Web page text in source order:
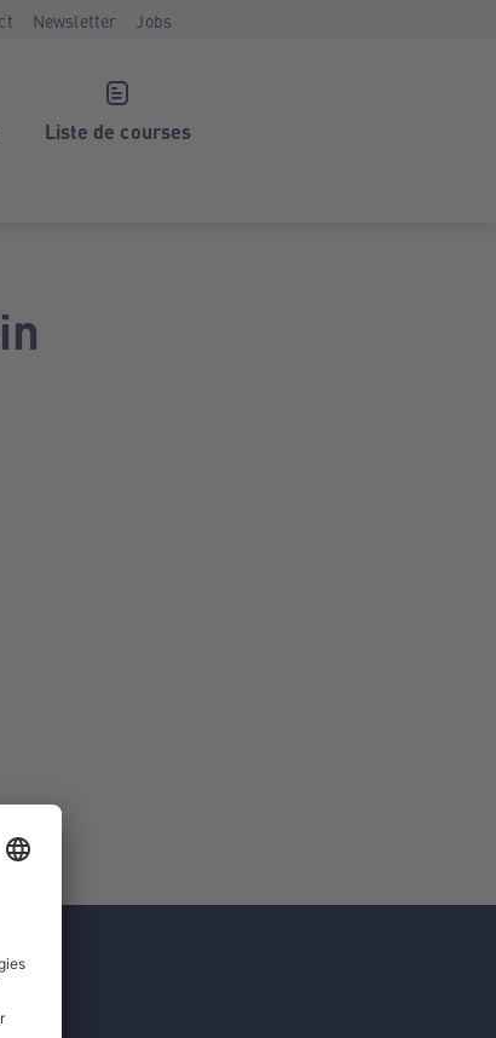
Newsletter Jobs
Liste de courses